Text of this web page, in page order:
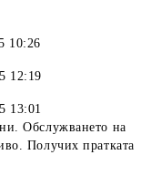
10:26
12:19
13:01
Обслужването на
Получих пратката